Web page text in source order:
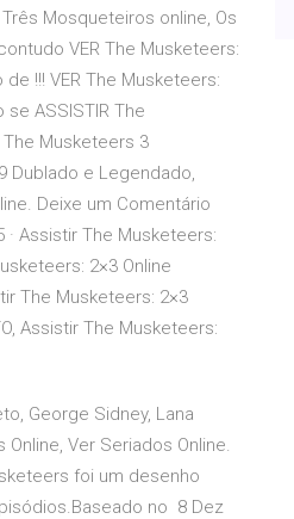
Mosqueteiros online, Os
VER The Musketeers:
!!! VER The Musketeers:
ASSISTIR The
The Musketeers 3
Dublado e Legendado,
Deixe um Comentário
Assistir The Musketeers:
2×3 Online
The Musketeers: 2×3
Assistir The Musketeers:
George Sidney, Lana
Ver Seriados Online.
foi um desenho
no 8 Dez